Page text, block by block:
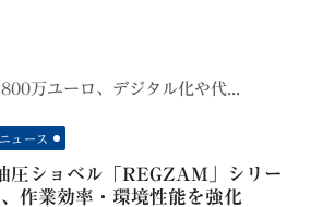
万ユーロ、デジタル化や代...
ュース
圧ショベル「REGZAM」シリー
作業効率・環境性能を強化